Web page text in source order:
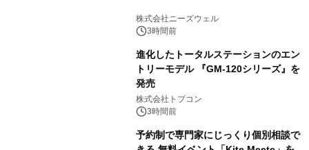
株式会社ニーズウェル
3時間前
進化したトータルステーションのエン
トリーモデル 『GM-120シリーズ』を
発売
株式会社トプコン
3時間前
予約制で専門家にじっくり個別相談で